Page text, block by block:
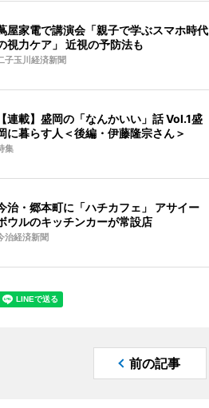
屋家電で講演会「親子で学ぶスマホ時代
視力ケア」 近視の予防法も
子玉川経済新聞
【連載】盛岡の「なんかいい」話 Vol.1盛
に暮らす人＜後編・伊藤隆宗さん＞
集
治・郷本町に「ハチカフェ」 アサイー
ウルのキッチンカーが常設店
治経済新聞
前の記事